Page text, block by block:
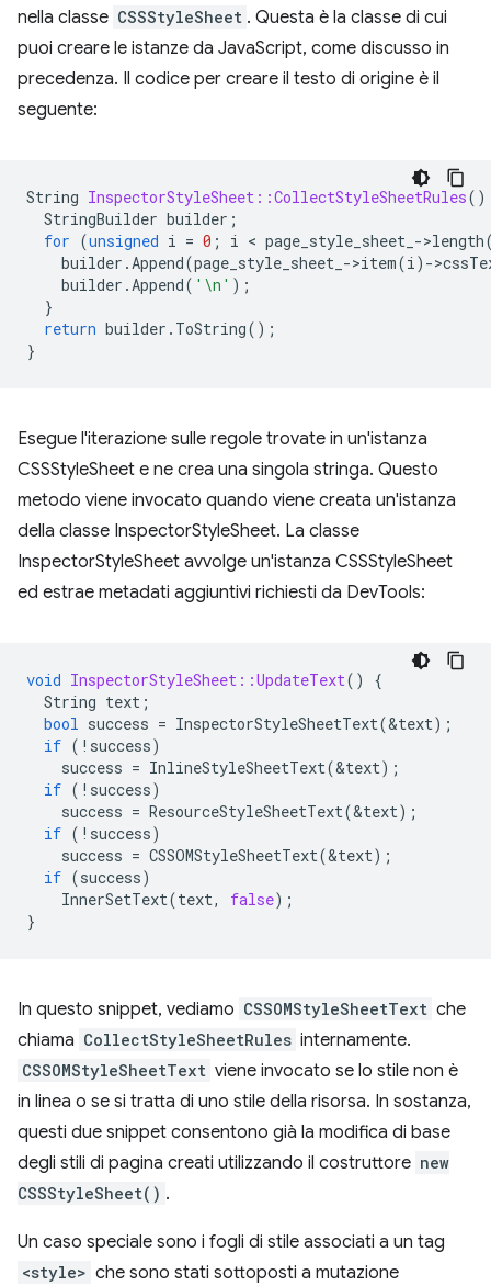
nella classe CSSStyleSheet . Questa è la classe di cui
puoi creare le istanze da JavaScript, come discusso in
precedenza. Il codice per creare il testo di origine è il
seguente:
String InspectorStyleSheet::CollectStyleSheetRules()
StringBuilder builder ;
for (unsigned i = 0 ; i < page_style_sheet_ ->length
builder .Append(page_style_sheet_ ->item(i) ->
builder .Append( '\n' );
}
return builder . ToString();
}
Esegue l'iterazione sulle regole trovate in un'istanza
CSSStyleSheet e ne crea una singola stringa. Questo
metodo viene invocato quando viene creata un'istanza
della classe InspectorStyleSheet. La classe
InspectorStyleSheet avvolge un'istanza CSSStyleSheet
ed estrae metadati aggiuntivi richiesti da DevTools:
void InspectorStyleSheet::UpdateText()
{
String text ;
bool success = InspectorStyleSheetText(&text);
if ( ! success)
success = InlineStyleSheetText(&text);
if ( ! success)
success = ResourceStyleSheetText(&text);
if ( ! success)
success = CSSOMStyleSheetText(&text);
if (success)
InnerSetText(text, false);
}
In questo snippet, vediamo CSSOMStyleSheetText che
chiama CollectStyleSheetRules internamente.
CSSOMStyleSheetText viene invocato se lo stile non è
in linea o se si tratta di uno stile della risorsa. In sostanza,
questi due snippet consentono già la modifica di base
degli stili di pagina creati utilizzando il costruttore new
CSSStyleSheet() .
Un caso speciale sono i fogli di stile associati a un tag
<style> che sono stati sottoposti a mutazione